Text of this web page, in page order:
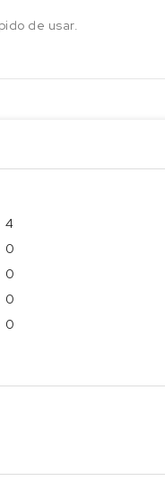
de usar.
4
0
0
0
0